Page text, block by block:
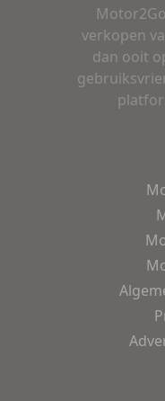
verkopen
dan ooit